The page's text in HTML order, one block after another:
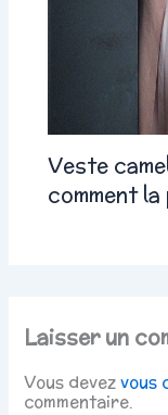
Veste
comment
Laisser un
Vous devezvous
commentaire.